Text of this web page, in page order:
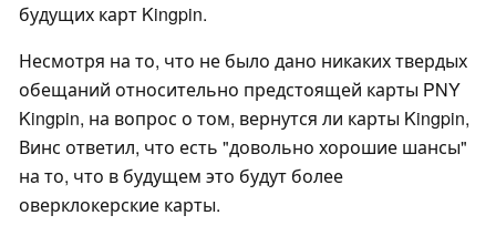
будущих карт Kingpin.
Несмотря на то, что не было дано никаких твердых
обещаний относительно предстоящей карты PNY
Kingpin, на вопрос о том, вернутся ли карты Kingpin,
Винс ответил, что есть "довольно хорошие шансы"
на то, что в будущем это будут более
оверклокерские карты.